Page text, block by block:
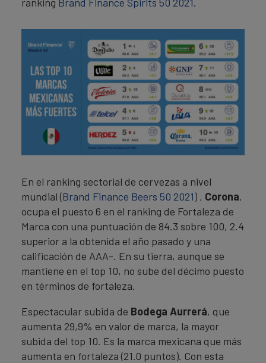
En el ranking sectorial de cervezas a nivel
mundial (Brand Finance Beers 50 2021) , Corona,
ocupa el puesto 6 en el ranking de Fortaleza de
Marca con una puntuación de 84.3 sobre 100, 2.4
superior a la obtenida el año pasado y una
calificación de AAA-. En su tierra, aunque se
mantiene en el top 10, no sube del décimo puesto
en términos de fortaleza.
Espectacular subida de Bodega Aurrerá, que
aumenta 29,9% en valor de marca, la mayor
subida del top 10. Es la marca mexicana que más
aumenta en fortaleza (21.0 puntos). Con esta